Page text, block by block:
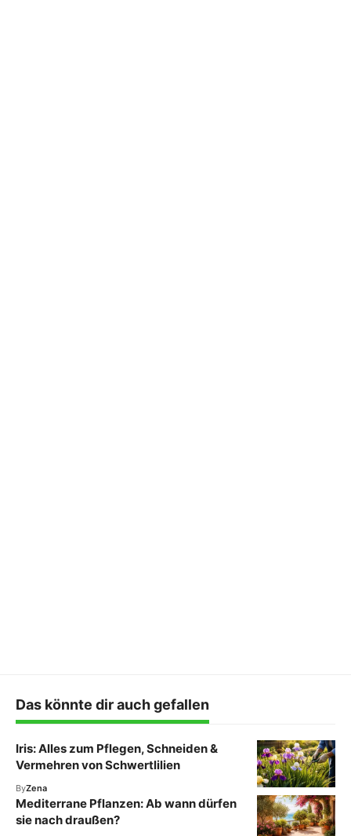
Das könnte dir auch gefallen
Iris: Alles zum Pflegen, Schneiden &
Vermehren von Schwertlilien
ByZena
Mediterrane Pflanzen: Ab wann dürfen
sie nach draußen?